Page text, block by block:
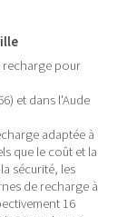
recharge pour
et dans l'Aude
adaptée à
que le coût et la
sécurité, les
de recharge à
16